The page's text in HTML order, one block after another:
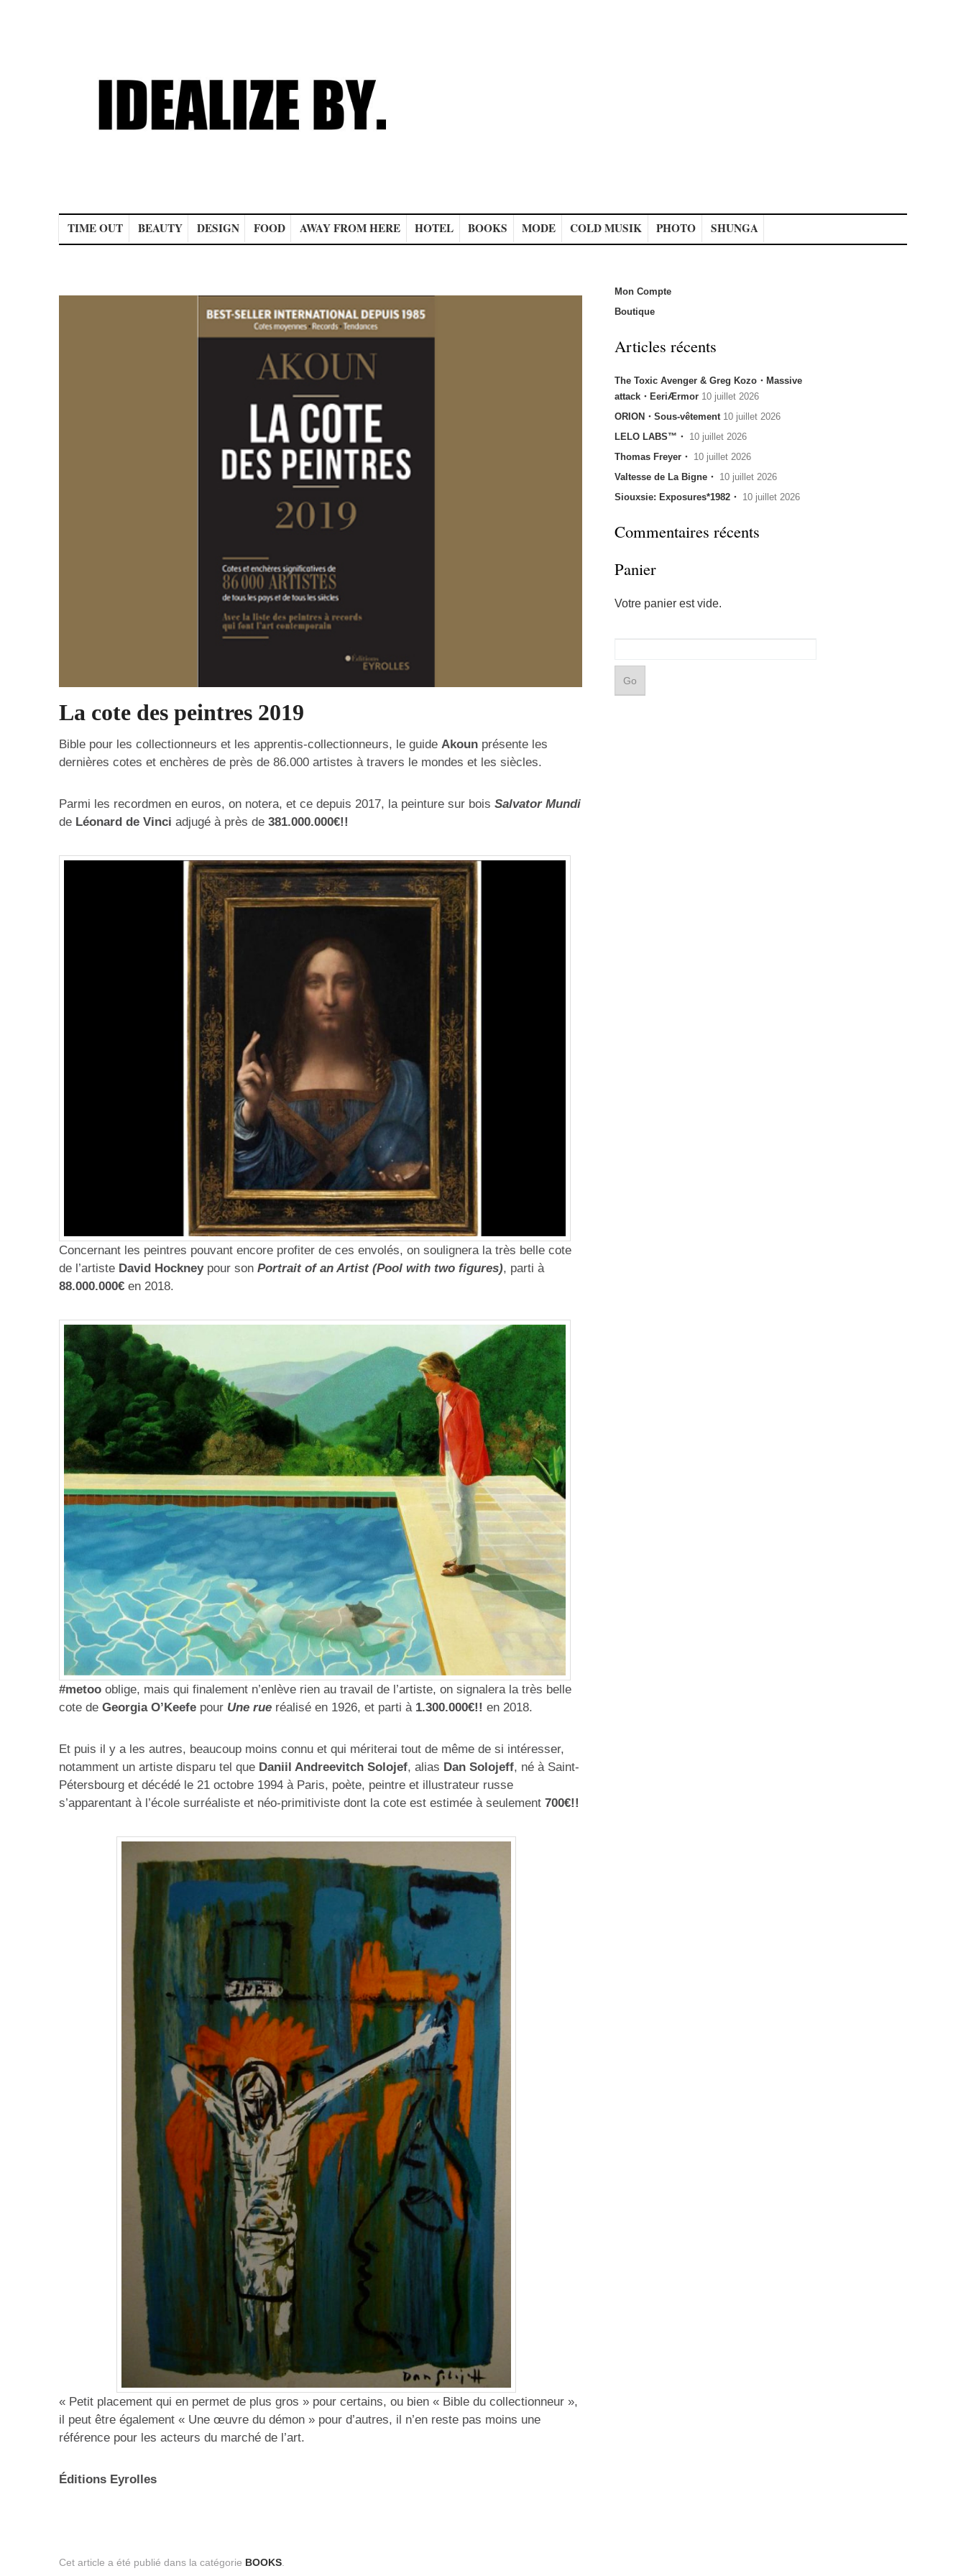
TIME OUT BEAUTY DESIGN FOOD AWAY FROM HERE HOTEL BOOKS MODE COLD MUSIK PHOTO SHUNGA
La cote des peintres 2019
Bible pour les collectionneurs et les apprentis-collectionneurs, le guide Akoun présente les
dernières cotes et enchères de près de 86.000 artistes à travers le mondes et les siècles.
Parmi les recordmen en euros, on notera, et ce depuis 2017, la peinture sur bois Salvator Mundi
de Léonard de Vinci adjugé à près de 381.000.000€!!
Concernant les peintres pouvant encore profiter de ces envolés, on soulignera la très belle cote
de l’artiste David Hockneypour son Portrait of an Artist (Pool with two figures), parti à
88.000.000€ en 2018.
#metoo oblige, mais qui finalement n’enlève rien au travail de l’artiste, on signalera la très belle
cote de Georgia O’Keefe pour Une rue réalisé en 1926, et parti à 1.300.000€!! en 2018.
Et puis il y a les autres, beaucoup moins connu et qui mériterai tout de même de si intéresser,
notamment un artiste disparu tel que Daniil Andreevitch Solojef, alias Dan Solojeff, né à Saint-
Pétersbourg et décédé le 21 octobre 1994 à Paris, poète, peintre et illustrateur russe
s’apparentant à l’école surréaliste et néo-primitiviste dont la cote est estimée à seulement 700€!!
« Petit placement qui en permet de plus gros » pour certains, ou bien « Bible du collectionneur »,
il peut être également « Une œuvre du démon » pour d’autres, il n’en reste pas moins une
référence pour les acteurs du marché de l’art.
Éditions Eyrolles
Cet article a été publié dans la catégorie BOOKS
Mon Compte
Boutique
Articles récents
The Toxic Avenger & Greg Kozo・Massive
attack・EeriÆrmor 10 juillet 2026
ORION・Sous-vêtement 10 juillet 2026
LELO LABS™・ 10 juillet 2026
Thomas Freyer・ 10 juillet 2026
Valtesse de La Bigne・ 10 juillet 2026
Siouxsie: Exposures*1982・ 10 juillet 2026
Commentaires récents
Panier
Votre panier est vide.